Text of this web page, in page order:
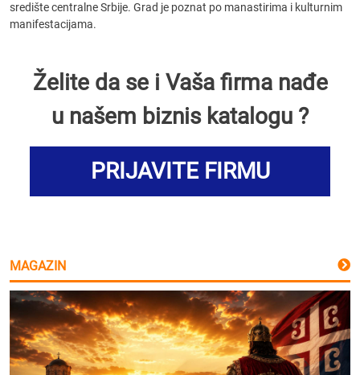
središte centralne Srbije. Grad je poznat po manastirima i kulturnim
manifestacijama.
Želite da se i Vaša firma nađe
u našem biznis katalogu ?
PRIJAVITE FIRMU
MAGAZIN